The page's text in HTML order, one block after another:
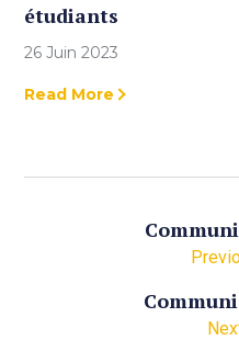
étudiants
26 Juin 2023
Read More